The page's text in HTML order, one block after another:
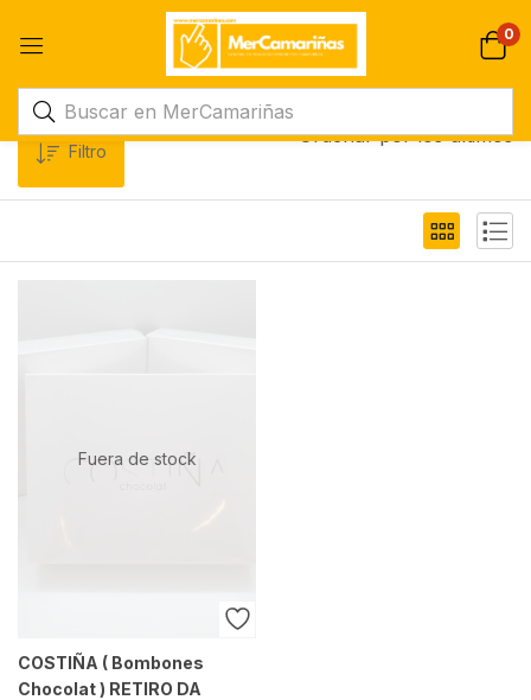
0
Filtro
Ordenar por los últimos
Fuera de stock
COSTIÑA ( Bombones
Chocolat ) RETIRO DA